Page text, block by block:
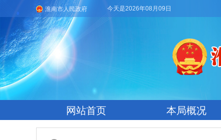
淮南市人民政府 今天是2026年08月09日
网站首页 本局概况